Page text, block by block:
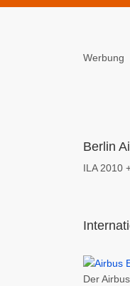
Werbung
Berlin
ILA 2010
Der